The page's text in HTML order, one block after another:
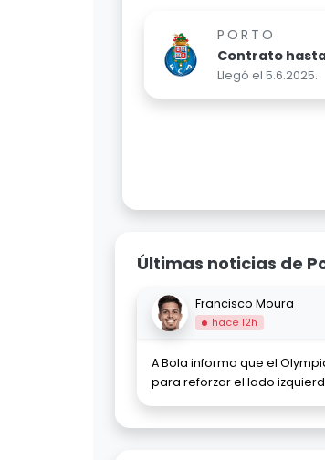
PORTO
Contrato
Llegó el 5.6.2025.
Últimas noticias de
Francisco Moura
hace 12h
A Bola informa que el
para reforzar el lado